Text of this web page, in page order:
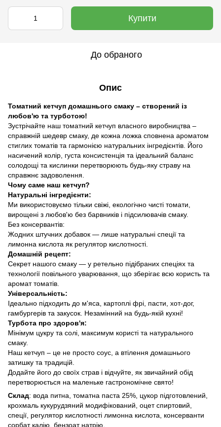
Купити
До обраного
Опис
Томатний кетчуп домашнього смаку – створений із
любов'ю та турботою!
Зустрічайте наш томатний кетчуп власного виробництва –
справжній шедевр смаку, де кожна ложка сповнена ароматом
стиглих томатів та гармонією натуральних інгредієнтів. Його
насичений колір, густа консистенція та ідеальний баланс
солодощі та кислинки перетворюють будь-яку страву на
справжнє задоволення.
Чому саме наш кетчуп?
Натуральні інгредієнти:
Ми використовуємо тільки свіжі, екологічно чисті томати,
вирощені з любов'ю без барвників і підсилювачів смаку.
Без консервантів:
Жодних штучних добавок — лише натуральні спеції та
лимонна кислота як регулятор кислотності.
Домашній рецепт:
Секрет нашого смаку — у ретельно підібраних спеціях та
технології повільного уварювання, що зберігає всю користь та
аромат томатів.
Універсальність:
Ідеально підходить до м'яса, картоплі фрі, пасти, хот-дог,
гамбургерів та закусок. Незамінний на будь-якій кухні!
Турбота про здоров'я:
Мінімум цукру та солі, максимум користі та натурального
смаку.
Наш кетчуп – це не просто соус, а втілення домашнього
затишку та традицій.
Додайте його до своїх страв і відчуйте, як звичайний обід
перетворюється на маленьке гастрономічне свято!
Склад: вода питна, томатна паста 25%, цукор підготовлений,
крохмаль кукурудзяний модифікований, оцет спиртовий,
спеції, регулятор кислотності лимонна кислота, консерванти
сорбат калію, бензоат натрію.